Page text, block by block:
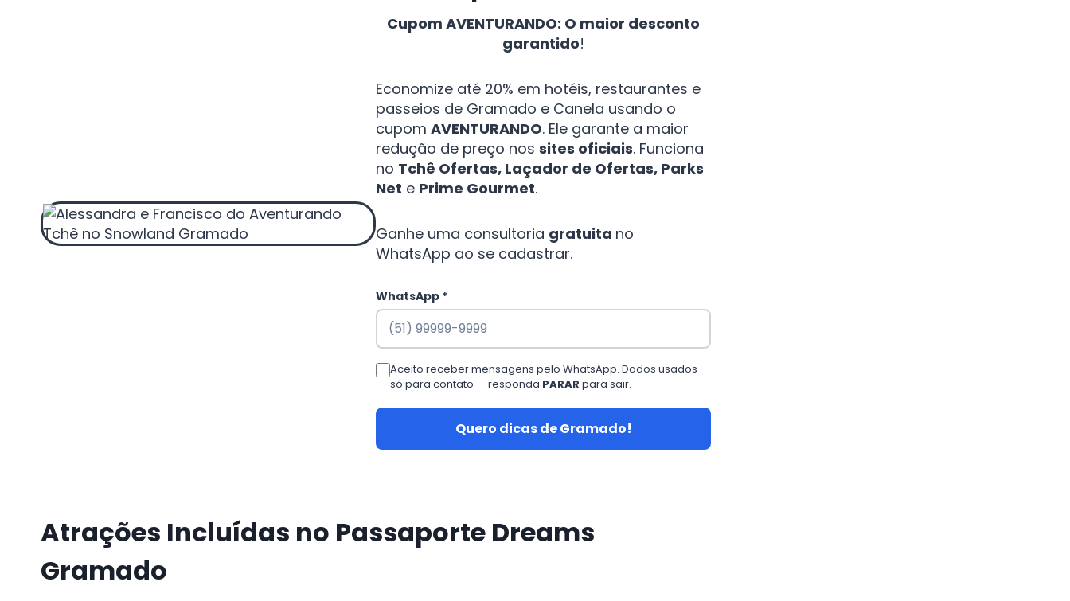
Cupom AVENTURANDO: O maior desconto
garantido!
Economize até 20% em hotéis, restaurantes e
passeios de Gramado e Canela usando o
cupomAVENTURANDO. Ele garante a maior
redução de preço nossites oficiais. Funciona
no Tchê Ofertas, Laçador de Ofertas, Parks
Net e Prime Gourmet.
Ganhe uma consultoria gratuita no
WhatsApp ao se cadastrar.
WhatsApp *
Aceito receber mensagens pelo WhatsApp. Dados usados
só para contato — responda PARAR para sair.
Quero dicas de Gramado!
Atrações Incluídas no Passaporte Dreams
Gramado